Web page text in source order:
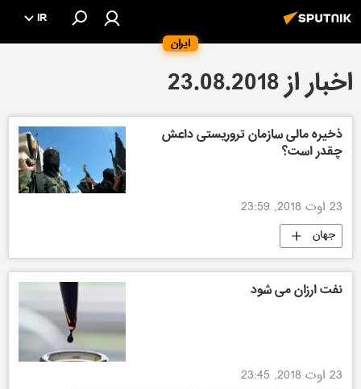
ایران
IR
اخبار از 23.08.2018
ذخیره مالی سازمان تروریستی داعش
چقدر است؟
23 اوت 2018, 23:59
جهان
نفت ارزان می شود
23 اوت 2018, 23:45